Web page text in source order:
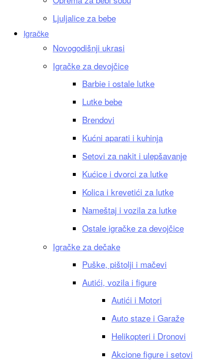
Ljuljalice za bebe
Igračke
Novogodišnji ukrasi
Igračke za devojčice
Barbie i ostale lutke
Lutke bebe
Brendovi
Kućni aparati i kuhinja
Setovi za nakit i ulepšavanje
Kućice i dvorci za lutke
Kolica i krevetići za lutke
Nameštaj i vozila za lutke
Ostale igračke za devojčice
Igračke za dečake
Puške, pištolji i mačevi
Autići, vozila i figure
Autići i Motori
Auto staze i Garaže
Helikopteri i Dronovi
Akcione figure i setovi